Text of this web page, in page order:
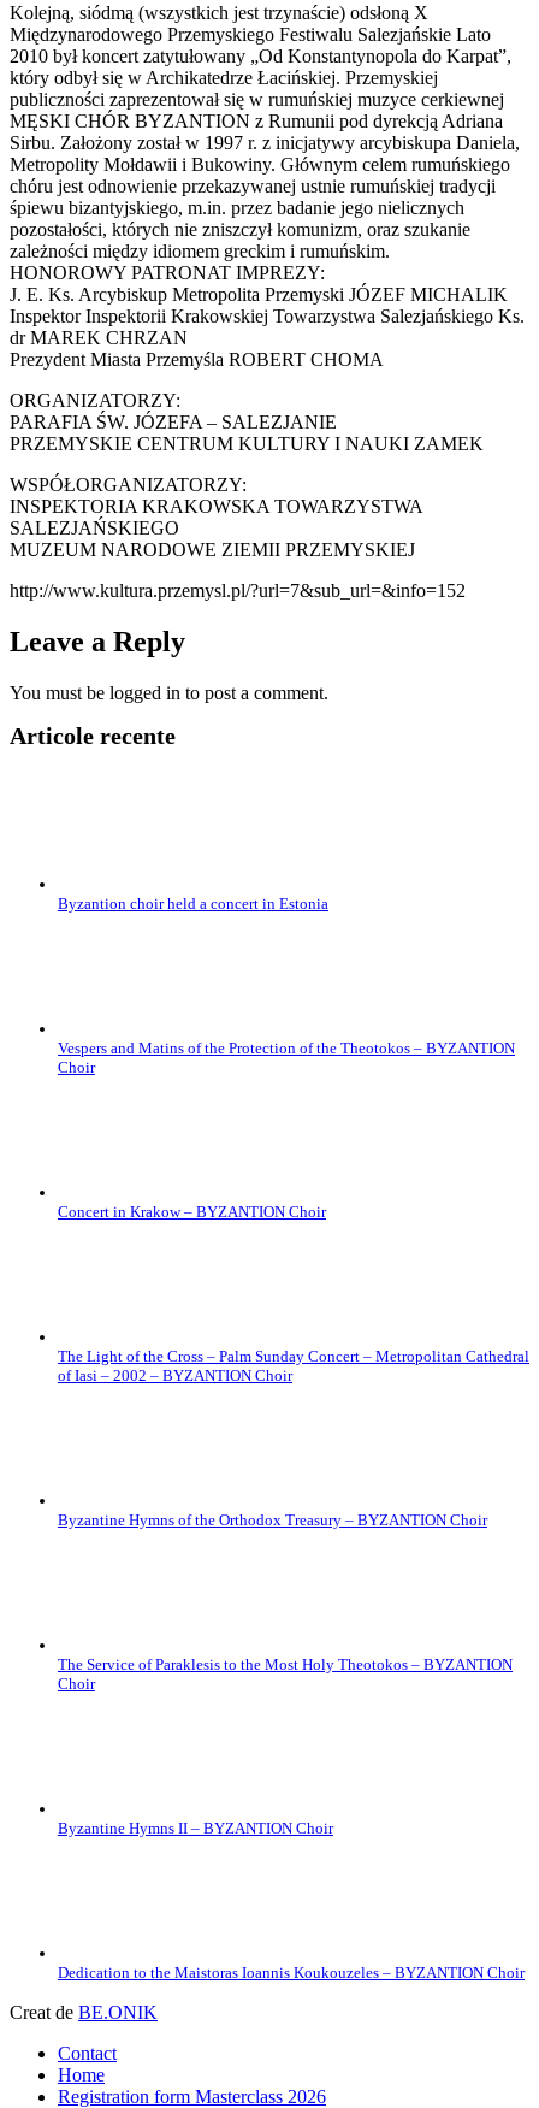
Kolejną, siódmą (wszystkich jest trzynaście) odsłoną X
Międzynarodowego Przemyskiego Festiwalu Salezjańskie Lato
2010 był koncert zatytułowany „Od Konstantynopola do Karpat”,
który odbył się w Archikatedrze Łacińskiej. Przemyskiej
publiczności zaprezentował się w rumuńskiej muzyce cerkiewnej
MĘSKI CHÓR BYZANTION z Rumunii pod dyrekcją Adriana
Sirbu. Założony został w 1997 r. z inicjatywy arcybiskupa Daniela,
Metropolity Mołdawii i Bukowiny. Głównym celem rumuńskiego
chóru jest odnowienie przekazywanej ustnie rumuńskiej tradycji
śpiewu bizantyjskiego, m.in. przez badanie jego nielicznych
pozostałości, których nie zniszczył komunizm, oraz szukanie
zależności między idiomem greckim i rumuńskim.
HONOROWY PATRONAT IMPREZY:
J. E. Ks. Arcybiskup Metropolita Przemyski JÓZEF MICHALIK
Inspektor Inspektorii Krakowskiej Towarzystwa Salezjańskiego Ks.
dr MAREK CHRZAN
Prezydent Miasta Przemyśla ROBERT CHOMA
ORGANIZATORZY:
PARAFIA ŚW. JÓZEFA – SALEZJANIE
PRZEMYSKIE CENTRUM KULTURY I NAUKI ZAMEK
WSPÓŁORGANIZATORZY:
INSPEKTORIA KRAKOWSKA TOWARZYSTWA
SALEZJAŃSKIEGO
MUZEUM NARODOWE ZIEMII PRZEMYSKIEJ
http://www.kultura.przemysl.pl/?url=7&sub_url=&info=152
Leave a Reply
You must be logged in to post a comment.
Articole recente
Byzantion choir held a concert in Estonia
Vespers and Matins of the Protection of the Theotokos – BYZANTION
Choir
Concert in Krakow – BYZANTION Choir
The Light of the Cross – Palm Sunday Concert – Metropolitan Cathedral
of Iasi – 2002 – BYZANTION Choir
Byzantine Hymns of the Orthodox Treasury – BYZANTION Choir
The Service of Paraklesis to the Most Holy Theotokos – BYZANTION
Choir
Byzantine Hymns II – BYZANTION Choir
Dedication to the Maistoras Ioannis Koukouzeles – BYZANTION Choir
Creat de BE.ONIK
Contact
Home
Registration form Masterclass 2026